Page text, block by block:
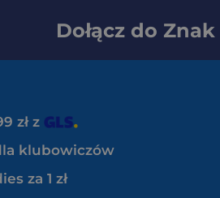
Dołącz do Znak
zł z
klubowiczów
za 1 zł